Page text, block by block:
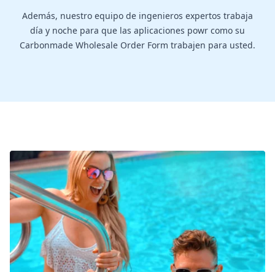
Además, nuestro equipo de ingenieros expertos trabaja
día y noche para que las aplicaciones powr como su
Carbonmade Wholesale Order Form trabajen para usted.